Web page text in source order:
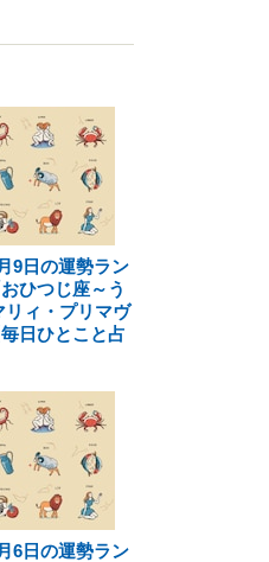
9日の運勢ラン
ひつじ座～う
リィ・プリマヴ
日ひとこと占
6日の運勢ラン